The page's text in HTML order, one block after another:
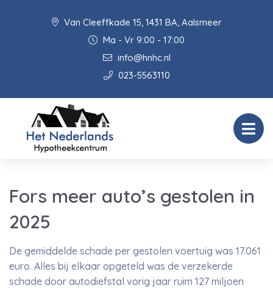
Van Cleeffkade 15, 1431 BA, Aalsmeer
Ma - Vr 9:00 - 17:00
info@hnhc.nl
023-5563110
Fors meer auto’s gestolen in
2025
De gemiddelde schade per gestolen voertuig was 17.061
euro. Alles bij elkaar opgeteld was de verzekerde
schade door autodiefstal vorig jaar ruim 127 miljoen